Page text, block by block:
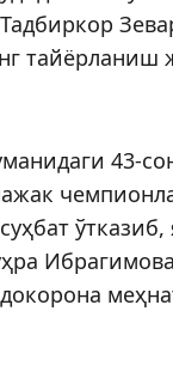
тайёрланиш
43-
ўтказиб,